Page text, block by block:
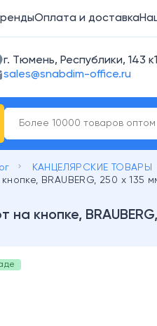
Оплата и доставка
г. Тюмень, Республики, 143
sales@snabdim-office.ru
keyboard_arrow_right КАНЦЕЛЯРСКИЕ ТОВАРЫ
BRAUBERG, 250 х
на кнопке,